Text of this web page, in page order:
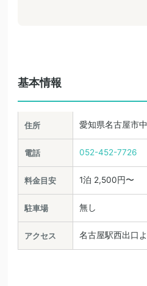
基本情報
住所 愛知県名古屋市
電話 052-452-7726
料金目安 1泊 2,500円〜
駐車場 無し
アクセス 名古屋駅西出口